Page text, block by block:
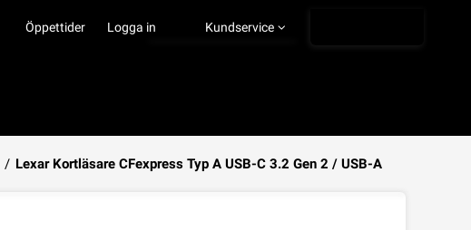
Öppettider Kundservice
Ångra köp
Logga in
/ Lexar Kortläsare CFexpress Typ A USB-C 3.2 Gen 2 / USB-A